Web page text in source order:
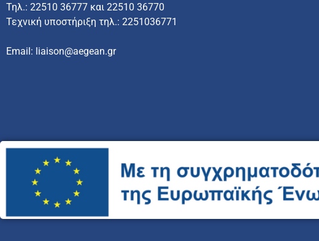
Τηλ.: 22510 36777 και 22510 36770
Τεχνική υποστήριξη τηλ.: 2251036771
Email: liaison@aegean.gr